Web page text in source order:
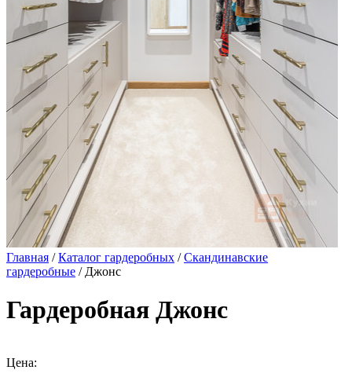
Главная /Каталог гардеробных /Скандинавские
гардеробные / Джонс
Гардеробная Джонс
Цена: